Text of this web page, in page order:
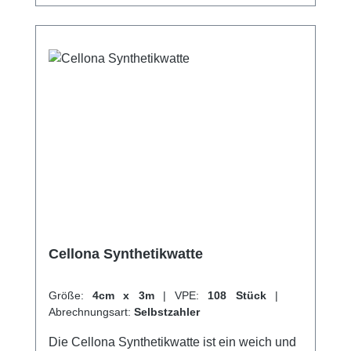
Cellona Synthetikwatte
Größe: 4cm x 3m | VPE: 108 Stück |
Abrechnungsart: Selbstzahler
Die Cellona Synthetikwatte ist ein weich und